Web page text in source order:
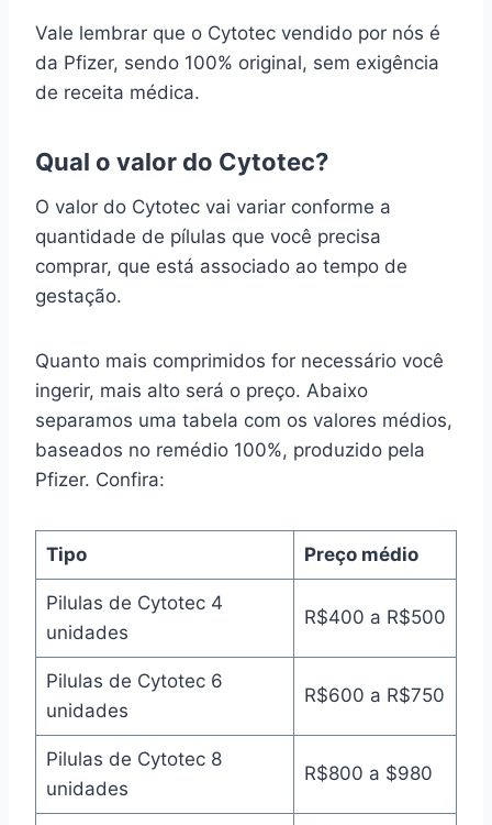
Vale lembrar que o Cytotec vendido por nós é
da Pfizer, sendo 100% original, sem exigência
de receita médica.
Qual o valor do Cytotec?
O valor do Cytotec vai variar conforme a
quantidade de pílulas que você precisa
comprar, que está associado ao tempo de
gestação.
Quanto mais comprimidos for necessário você
ingerir, mais alto será o preço. Abaixo
separamos uma tabela com os valores médios,
baseados no remédio 100%, produzido pela
Pfizer. Confira:
Tipo Preço médio
Pilulas de Cytotec 4
unidades
R$400 a R$500
Pilulas de Cytotec 6
unidades
R$600 a R$750
Pilulas de Cytotec 8
unidades
R$800 a $980